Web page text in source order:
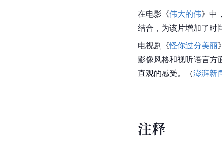
在电影《伟大的伟》中
结合，为该片增加了时
电视剧《怪你过分美丽
影像风格和视听语言方
直观的感受。（澎湃新
注释